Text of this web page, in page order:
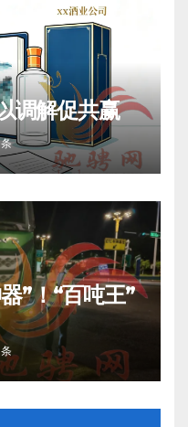
调解促共赢
”！“百吨王”